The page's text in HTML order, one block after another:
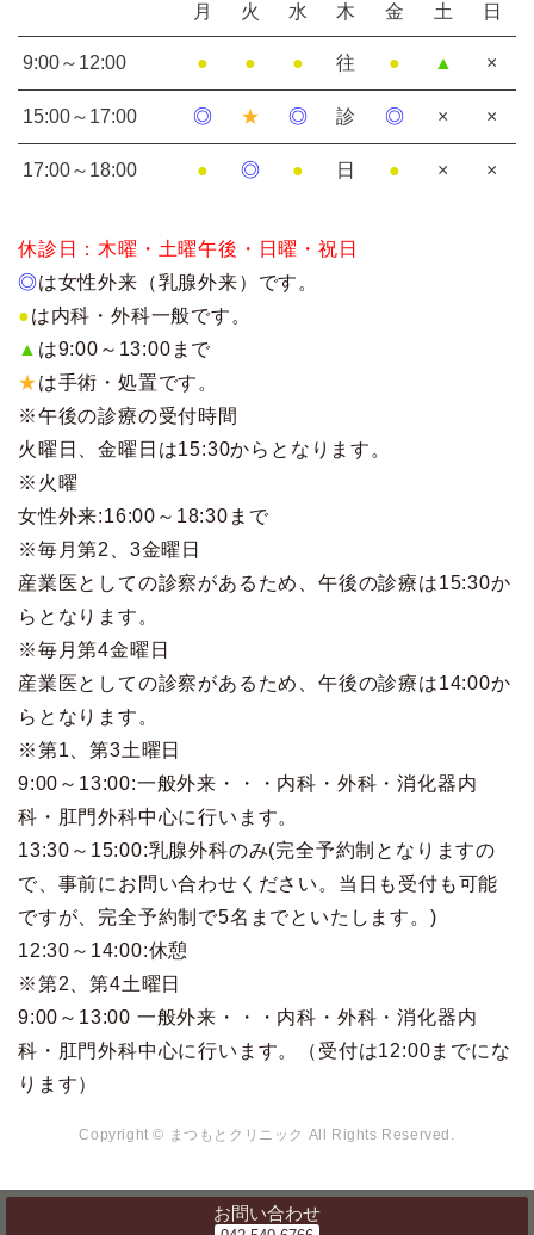
お問い合わせ
月 火 水 木 金 土 日
9:00～12:00 ● ● ● 往 ● ▲ ×
15:00～17:00 ◎ ★ ◎ 診 ◎ × ×
17:00～18:00 ● ◎ ● 日 ● × ×
休診日：木曜・土曜午後・日曜・祝日
◎は女性外来（乳腺外来）です。
●は内科・外科一般です。
▲ は9:00～13:00まで
★は手術・処置です。
※午後の診療の受付時間
火曜日、金曜日は15:30からとなります。
※火曜
女性外来:16:00～18:30まで
※毎月第2、3金曜日
産業医としての診察があるため、午後の診療は15:30か
らとなります。
※毎月第4金曜日
産業医としての診察があるため、午後の診療は14:00か
らとなります。
※第1、第3土曜日
9:00～13:00:一般外来・・・内科・外科・消化器内
科・肛門外科中心に行います。
13:30～15:00:乳腺外科のみ(完全予約制となりますの
で、事前にお問い合わせください。当日も受付も可能
ですが、完全予約制で5名までといたします。)
12:30～14:00:休憩
※第2、第4土曜日
9:00～13:00 一般外来・・・内科・外科・消化器内
科・肛門外科中心に行います。（受付は12:00までにな
ります）
Copyright © まつもとクリニック All Rights Reserved.